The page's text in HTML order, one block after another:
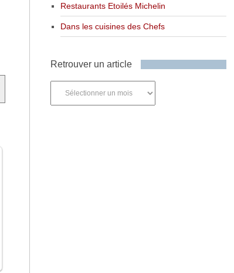
Restaurants Etoilés Michelin
Dans les cuisines des Chefs
Retrouver un article